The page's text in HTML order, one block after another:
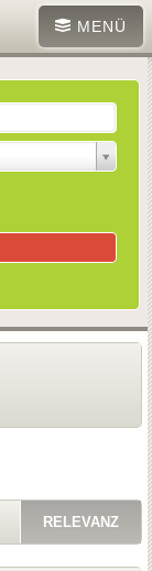
MENÜ
RELEVANZ